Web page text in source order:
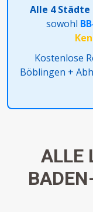
Alle 4 Städte
sowohl
Kostenlose
Böblingen +
ALLE